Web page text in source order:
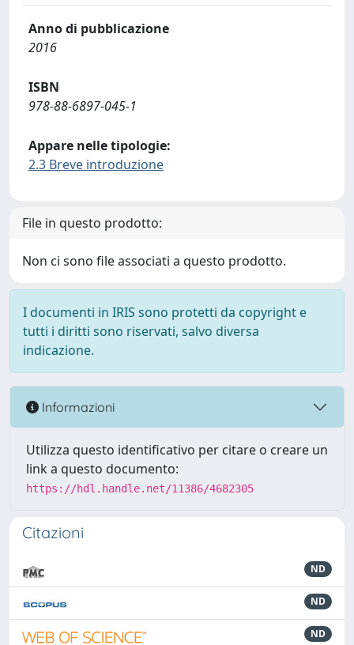
Anno di pubblicazione
2016
ISBN
978-88-6897-045-1
Appare nelle tipologie:
2.3 Breve introduzione
File in questo prodotto:
Non ci sono file associati a questo prodotto.
I documenti in IRIS sono protetti da copyright e
tutti i diritti sono riservati, salvo diversa
indicazione.
Informazioni
Utilizza questo identificativo per citare o creare un
link a questo documento:
https://hdl.handle.net/11386/4682305
Citazioni
ND
ND
ND